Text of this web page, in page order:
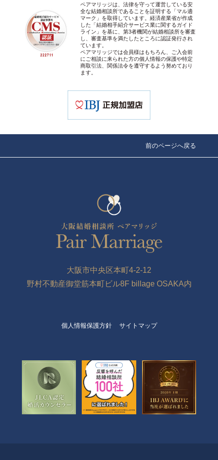
ペアマリッジは、法律を守って運営している安
全な結婚相談所であることを証明する「マル適
マーク」を取得しています。経済産業省が作成
した「結婚相手紹介サービス業に関するガイド
ライン」を基に、第3者機関が結婚相談所を審査
し、審査基準を満たしたところに認証発行され
ています。
ペアマリッジでは会員様はもちろん、ご入会前
にご相談に来られた方の個人情報の保護や特定
商取引法、関係法令を遵守するよう努めており
ます。
前のページへ戻る
大阪市中央区本町4-2-12
野村不動産御堂筋本町ビル8F billage OSAKA内
個人情報保護方針 サイトマップ